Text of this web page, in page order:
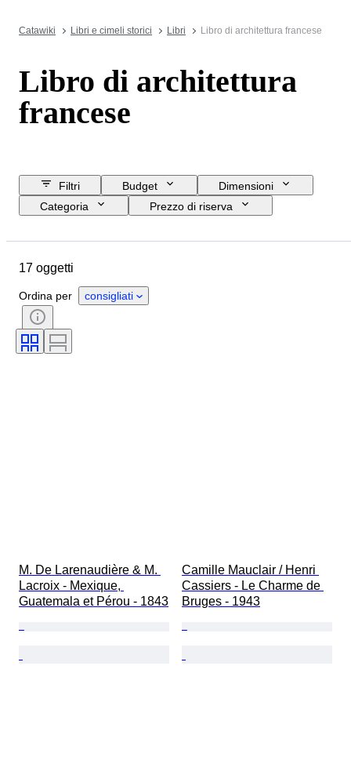
Catawiki Libri e cimeli storici Libri Libro di architettura francese
Libro di architettura
francese
Filtri Budget
Dimensioni
Categoria
Prezzo di riserva
Accessori
Rilegatura
17 oggetti
Ordina per consigliati
M. De Larenaudière & M.
Lacroix - Mexique,
Guatemala et Pérou - 1843
Camille Mauclair / Henri
Cassiers - Le Charme de
Bruges - 1943